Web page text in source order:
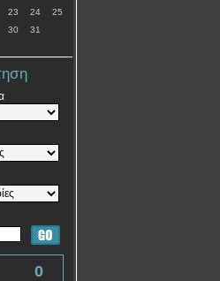
23 24
25
30 31
0